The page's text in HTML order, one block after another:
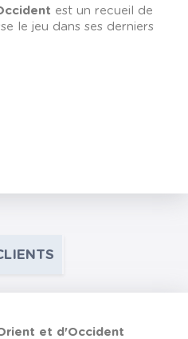
est un recueil de
le jeu dans ses derniers
et d'Occident